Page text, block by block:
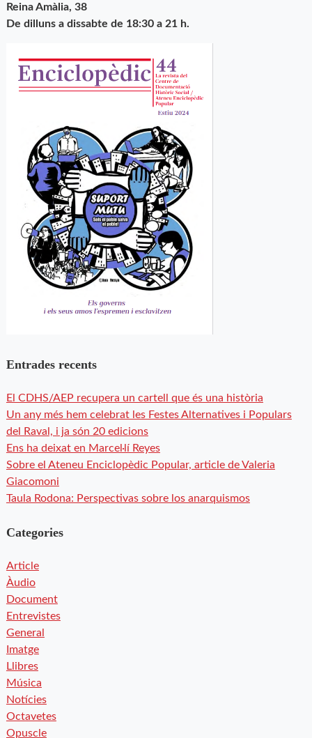
Reina Amàlia, 38
De dilluns a dissabte de 18:30 a 21 h.
Entrades recents
El CDHS/AEP recupera un cartell que és una història
Un any més hem celebrat les Festes Alternatives i Populars
del Raval, i ja són 20 edicions
Ens ha deixat en Marcel·lí Reyes
Sobre el Ateneu Enciclopèdic Popular, article de Valeria
Giacomoni
Taula Rodona: Perspectivas sobre los anarquismos
Categories
Article
Àudio
Document
Entrevistes
General
Imatge
Llibres
Música
Notícies
Octavetes
Opuscle